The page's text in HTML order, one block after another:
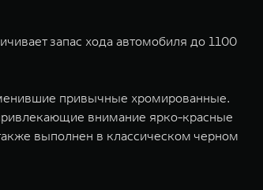
запас хода автомобиля до 1100
привычные хромированные.
внимание ярко-красные
выполнен в классическом черном